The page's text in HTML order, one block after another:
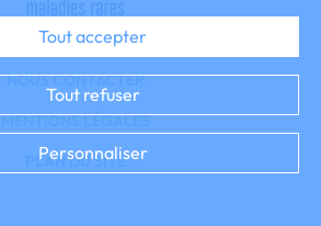
NOUS CONTACTER
MENTIONS LÉGALES
PLAN DU SITE
Tout accepter
Tout refuser
Personnaliser